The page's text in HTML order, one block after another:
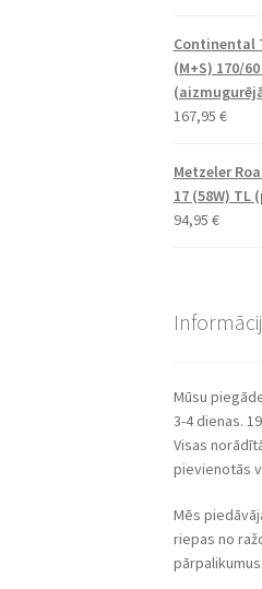
Continental
(M+S) 170/
167,95 €
Metzeler
17 (58W) TL
94,95 €
Mūsu
3-4 dienas.
Visas
pievienotās
Mēs
riepas no